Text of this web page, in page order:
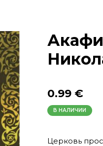
0.99 €
В НАЛИЧИИ
Церковь